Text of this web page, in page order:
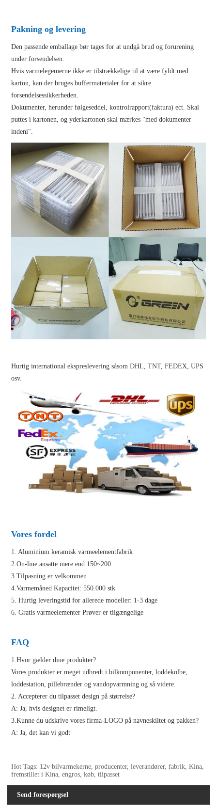
Pakning og levering
Den passende emballage bør tages for at undgå brud og forurening
under forsendelsen.
Hvis varmelegemerne ikke er tilstrækkelige til at være fyldt med
karton, kan der bruges buffermaterialer for at sikre
forsendelsessikkerheden.
Dokumenter, herunder følgeseddel, kontrolrapport(faktura) ect. Skal
puttes i kartonen, og yderkartonen skal mærkes "med dokumenter
indeni".
Hurtig international ekspreslevering såsom DHL, TNT, FEDEX, UPS
osv.
Vores fordel
1. Aluminium keramisk varmeelementfabrik
2.On-line ansatte mere end 150~200
3.Tilpasning er velkommen
4.Varmemåned Kapacitet: 550.000 stk
5. Hurtig leveringstid for allerede modeller: 1-3 dage
6. Gratis varmeelementer Prøver er tilgængelige
FAQ
1.Hvor gælder dine produkter?
Vores produkter er meget udbredt i bilkomponenter, loddekolbe,
loddestation, pillebrænder og vandopvarmning og så videre.
2. Accepterer du tilpasset design på størrelse?
A: Ja, hvis designet er rimeligt.
3.Kunne du udskrive vores firma-LOGO på navneskiltet og pakken?
A: Ja, det kan vi godt
Hot Tags: 12v bilvarmekerne, producenter, leverandører, fabrik, Kina,
fremstillet i Kina, engros, køb, tilpasset
Send forespørgsel